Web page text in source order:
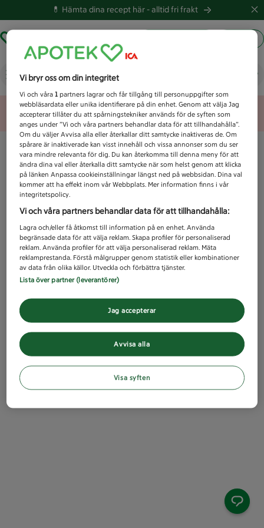
💊 Hämta dina recept här -alltid fri frakt
Vad letar du efter idag?
Unknown error
Vi bryr oss om din integritet
Vi och våra1 partners lagrar och får tillgång till personuppgifter som
webbläsardata eller unika identifierare på din enhet. Genom att välja Jag
accepterar tillåter du att spårningstekniker används för de syften som
anges under ”Vi och våra partners behandlar data för att tillhandahålla”.
Om du väljer Avvisa alla eller återkallar ditt samtycke inaktiveras de. Om
spårare är inaktiverade kan visst innehåll och vissa annonser som du ser
vara mindre relevanta för dig. Du kan återkomma till denna meny för att
ändra dina val eller återkalla ditt samtycke när som helst genom att klicka
på länken Anpassa cookieinställningar längst ned på webbsidan. Dina val
kommer att ha effekt inom vår Webbplats. Mer information finns i vår
integritetspolicy.
Vi och våra partners behandlar data för att tillhandahålla:
Lagra och/eller få åtkomst till information på en enhet. Använda
begränsade data för att välja reklam. Skapa profiler för personaliserad
reklam. Använda profiler för att välja personaliserad reklam. Mäta
reklamprestanda. Förstå målgrupper genom statistik eller kombinationer
av data från olika källor. Utveckla och förbättra tjänster.
Lista över partner (leverantörer)
Avvisa alla
Jag accepterar
Visa syften